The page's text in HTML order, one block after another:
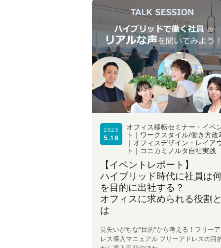
2023
5.18
オフィス移転セミナー・イベ
ト｜ワークスタイル/働き方改
｜オフィスデザイン・レイア
ト｜コニカミノルタ自社実践
【イベントレポート】
ハイブリッド時代に社員は
を目的に出社する？
オフィスに求められる役割と
は
見失いがちな“目的”から考える！フリー
レス導入マニュアル フリーアドレスの目